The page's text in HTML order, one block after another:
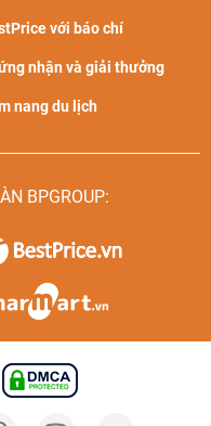
với báo chí
nhận và giải thưởng
nang du lịch
BPGROUP: